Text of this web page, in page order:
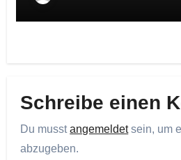
Schreibe einen
Du musstangemeldetsein, um
abzugeben.